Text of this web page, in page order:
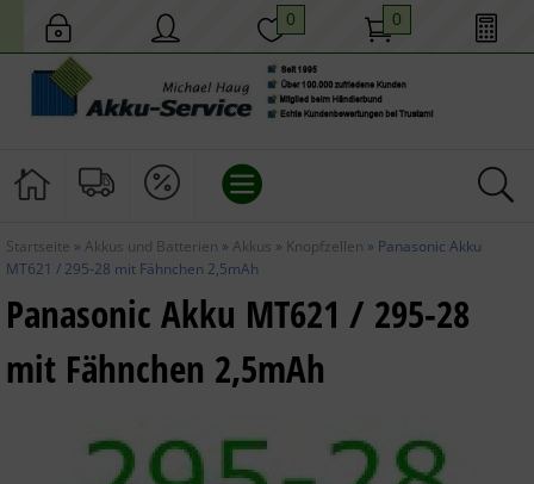
0 0
AKKUS UND BATTERIEN
HAUS UND GARTEN
MOBILES LICHT
TECHNIK
Startseite » Akkus und Batterien » Akkus » Knopfzellen » Panasonic Akku
MT621 / 295-28 mit Fähnchen 2,5mAh
Panasonic Akku MT621 / 295-28
mit Fähnchen 2,5mAh